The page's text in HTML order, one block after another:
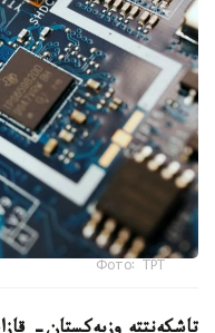
Фото: ТРТ